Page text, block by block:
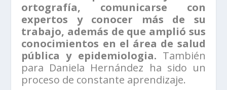
ortografía, comunicarse con
expertos y conocer más de su
trabajo, además de que amplió sus
conocimientos en el área de salud
pública y epidemiologia. También
para Daniela Hernández ha sido un
proceso de constante aprendizaje.